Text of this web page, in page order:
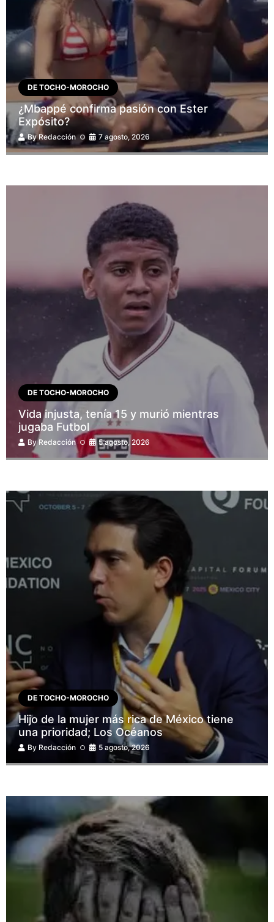
DE TOCHO-MOROCHO
¿Mbappé confirma pasión con Ester
Expósito?
ByRedacción 7 agosto, 2026
DE TOCHO-MOROCHO
Vida injusta, tenía 15 y murió mientras
jugaba Futbol
ByRedacción 5 agosto, 2026
DE TOCHO-MOROCHO
Hijo de la mujer más rica de México tiene
una prioridad; Los Océanos
By Redacción 5 agosto, 2026